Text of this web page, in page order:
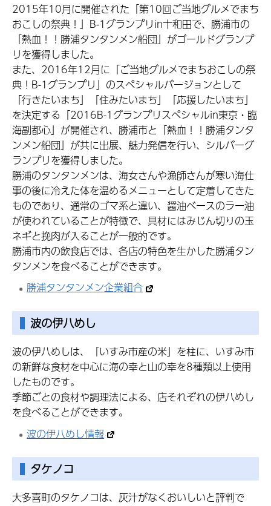
2015年10月に開催された「第10回ご当地グルメでまち
おこしの祭典！」B-1グランプリin十和田で、勝浦市の
「熱血！！勝浦タンタンメン船団」がゴールドグランプ
リを獲得しました。
また、2016年12月に「ご当地グルメでまちおこしの祭
典！B-1グランプリ」のスペシャルバージョンとして
「行きたいまち」「住みたいまち」「応援したいまち」
を決定する「2016B-1グランプリスペシャルin東京・臨
海副都心」が開催され、勝浦市と「熱血！！勝浦タンタ
ンメン船団」が共に出展、魅力発信を行い、シルバーグ
ランプリを獲得しました。
勝浦のタンタンメンは、海女さんや漁師さんが寒い海仕
事の後に冷えた体を温めるメニューとして定着してきた
ものであり、通常のゴマ系と違い、醤油ベースのラー油
が使われていることが特徴で、具材にはみじん切りの玉
ネギと挽肉が入ることが一般的です。
勝浦市内の飲食店では、各店の特色を生かした勝浦タン
タンメンを食べることができます。
勝浦タンタンメン企業組合
波の伊八めし
波の伊八めしは、「いすみ市産の米」を柱に、いすみ市
の新鮮な食材を中心に海の幸と山の幸を8種類以上使用
したものです。
季節ごとの食材や調理法による、店それぞれの伊八めし
を食べることができます。
波の伊八めし情報
タケノコ
大多喜町のタケノコは、灰汁がなくおいしいと評判で